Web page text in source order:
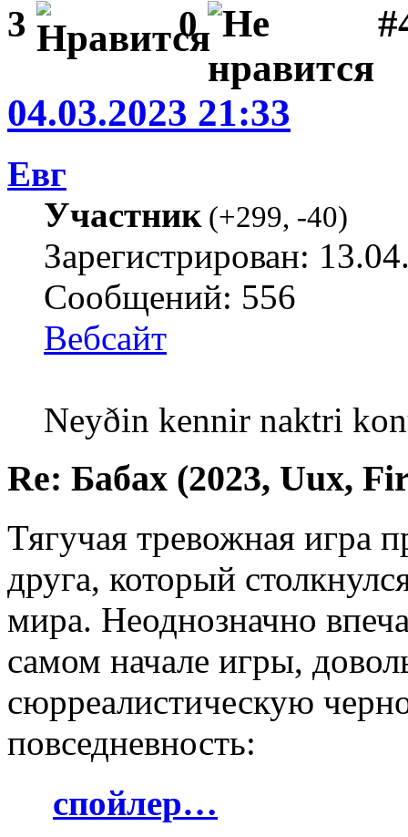
3 0
04.03.2023 21:33
Евг
Участник(+299, -40)
Зарегистрирован:
Сообщений: 556
Вебсайт
Neyðin kennir naktri
Re: Бабах (2023, Uux,
Тягучая тревожная игра
друга, который
мира. Неоднозначно
самом начале игры,
сюрреалистическую
повседневность:
спойлер…